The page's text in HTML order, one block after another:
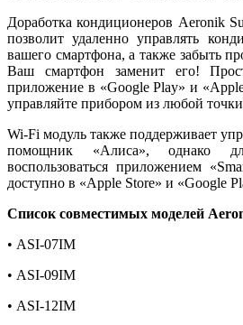
Доработка кондиционеров Aeronik
позволит удаленно управлять
вашего смартфона, а также забыть
Ваш смартфон заменит его!
приложение в «Google Play» и
управляйте прибором из любой
Wi-Fi модуль также поддерживает
помощник «Алиса», однако
воспользоваться приложением
доступно в «Apple Store» и «Google
Список совместимых моделей
• ASI-07IM
• ASI-09IM
• ASI-12IM